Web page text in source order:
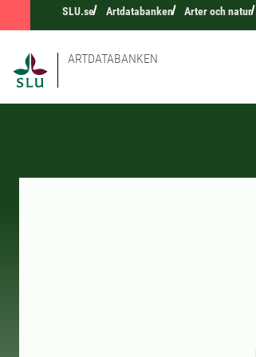
SLU.se Artdatabanken Arter och natur
ARTDATABANKEN